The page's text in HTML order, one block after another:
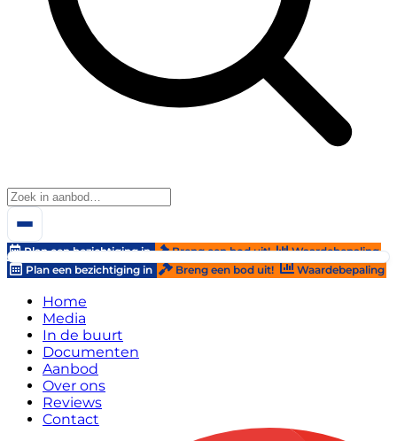
Plan een bezichtiging in Breng een bod uit!
Waardebepaling
Plan een bezichtiging in
Breng een bod uit! Waardebepaling
Home
Media
In de buurt
Documenten
Aanbod
Over ons
Reviews
Contact